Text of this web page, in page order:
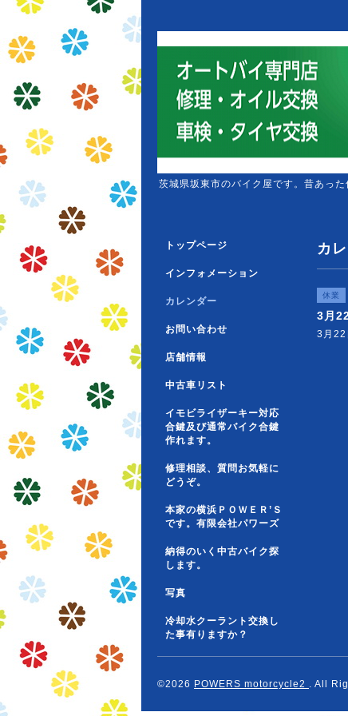
茨城県坂東市のバイク屋です。昔あっ
カ
休業
3月
3月22
トップページ
インフォメーション
カレンダー
お問い合わせ
店舗情報
中古車リスト
イモビライザーキー対応
合鍵及び通常バイク合鍵
作れます。
修理相談、質問お気軽に
どうぞ。
本家の横浜ＰＯＷＥＲ’Ｓ
です。有限会社パワーズ
納得のいく中古バイク探
します。
写真
冷却水クーラント交換し
た事有りますか？
©2026 POWERS motorcycle2 . All